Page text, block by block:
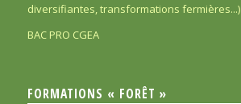
diversifiantes, transformations fermières...)
BAC PRO CGEA
FORMATIONS « FORÊT »